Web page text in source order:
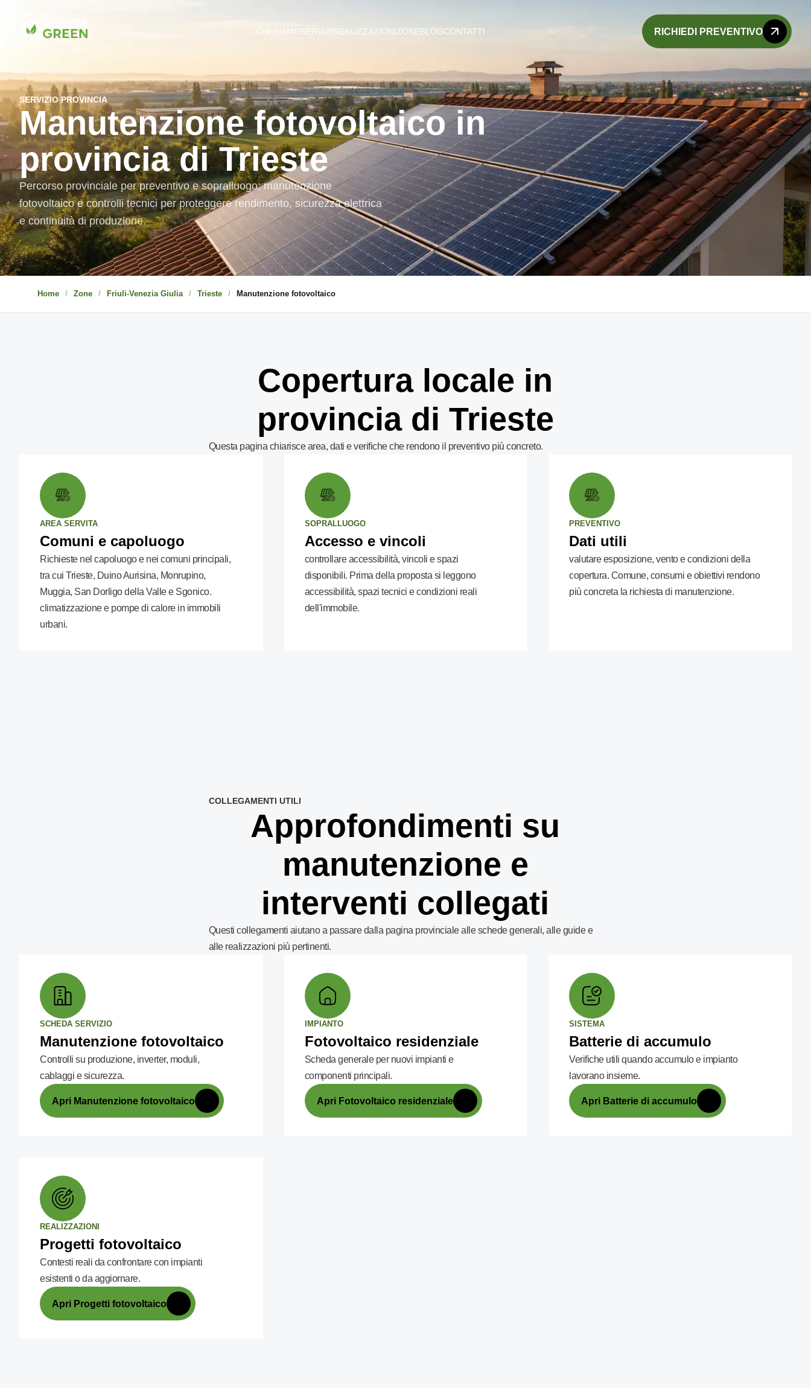
CHI SIAMOSERVIZI REALIZZAZIONIZONEBLOGCONTATTI RICHIEDI PREVENTIVO
SERVIZIO PROVINCIA
Manutenzione fotovoltaico in
provincia di Trieste
Percorso provinciale per preventivo e sopralluogo: manutenzione
fotovoltaico e controlli tecnici per proteggere rendimento, sicurezza elettrica
e continuità di produzione.
Home Zone Friuli-Venezia Giulia Trieste Manutenzione fotovoltaico
Copertura locale in
provincia di Trieste
Questa pagina chiarisce area, dati e verifiche che rendono il preventivo più concreto.
AREA SERVITA
Comuni e capoluogo
Richieste nel capoluogo e nei comuni principali,
tra cui Trieste, Duino Aurisina, Monrupino,
Muggia, San Dorligo della Valle e Sgonico.
climatizzazione e pompe di calore in immobili
urbani.
SOPRALLUOGO
Accesso e vincoli
controllare accessibilità, vincoli e spazi
disponibili. Prima della proposta si leggono
accessibilità, spazi tecnici e condizioni reali
dell'immobile.
PREVENTIVO
Dati utili
valutare esposizione, vento e condizioni della
copertura. Comune, consumi e obiettivi rendono
più concreta la richiesta di manutenzione.
COLLEGAMENTI UTILI
Approfondimenti su
manutenzione e
interventi collegati
Questi collegamenti aiutano a passare dalla pagina provinciale alle schede generali, alle guide e
alle realizzazioni più pertinenti.
SCHEDA SERVIZIO
Manutenzione fotovoltaico
Controlli su produzione, inverter, moduli,
cablaggi e sicurezza.
Apri Manutenzione fotovoltaico
IMPIANTO
Fotovoltaico residenziale
Scheda generale per nuovi impianti e
componenti principali.
Apri Fotovoltaico residenziale
SISTEMA
Batterie di accumulo
Verifiche utili quando accumulo e impianto
lavorano insieme.
Apri Batterie di accumulo
REALIZZAZIONI
Progetti fotovoltaico
Contesti reali da confrontare con impianti
esistenti o da aggiornare.
Apri Progetti fotovoltaico